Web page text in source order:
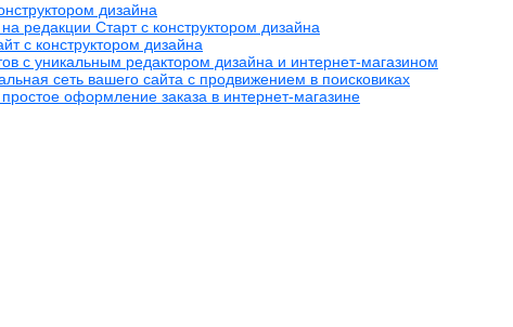
дизайна
редакции Старт с конструктором дизайна
с конструктором дизайна
с уникальным редактором дизайна и интернет-магазином
сеть вашего сайта с продвижением в поисковиках
оформление заказа в интернет-магазине